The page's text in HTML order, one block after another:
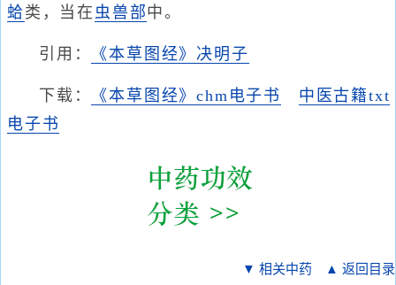
蛤 类，当在 虫 兽部中。
引用： 《本草图经》决明子
下载： 《本草图经》chm电子书
中医古籍txt
电子书
▼ 相关中药 ▲ 返回目录